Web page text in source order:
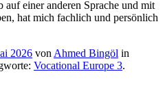
einer anderen Sprache und mit
hat mich fachlich und persönlich
2026 von Ahmed Bingöl in
Vocational Europe 3.